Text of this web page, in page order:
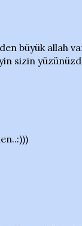
büyük allah
sizin